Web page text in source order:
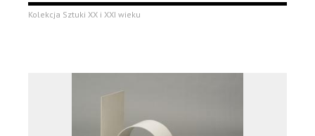
Kolekcja Sztuki XX i XXI wieku